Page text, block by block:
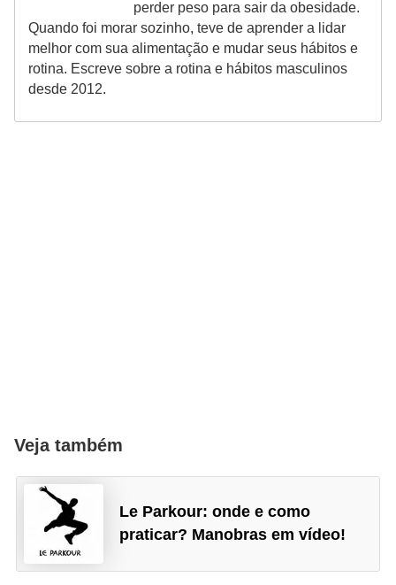
perder peso para sair da obesidade.
Quando foi morar sozinho, teve de aprender a lidar
melhor com sua alimentação e mudar seus hábitos e
rotina. Escreve sobre a rotina e hábitos masculinos
desde 2012.
Veja também
Le Parkour: onde e como
praticar? Manobras em vídeo!
o
s